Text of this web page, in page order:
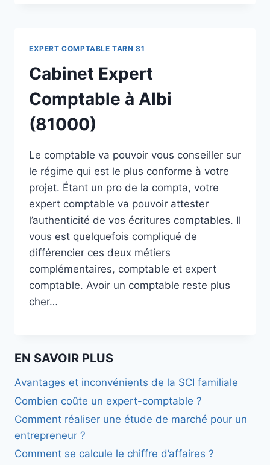
EXPERT COMPTABLE TARN 81
Cabinet Expert
Comptable à Albi
(81000)
Le comptable va pouvoir vous conseiller sur
le régime qui est le plus conforme à votre
projet. Étant un pro de la compta, votre
expert comptable va pouvoir attester
l’authenticité de vos écritures comptables. Il
vous est quelquefois compliqué de
différencier ces deux métiers
complémentaires, comptable et expert
comptable. Avoir un comptable reste plus
cher…
EN SAVOIR PLUS
Avantages et inconvénients de la SCI familiale
Combien coûte un expert-comptable ?
Comment réaliser une étude de marché pour un
entrepreneur ?
Comment se calcule le chiffre d’affaires ?